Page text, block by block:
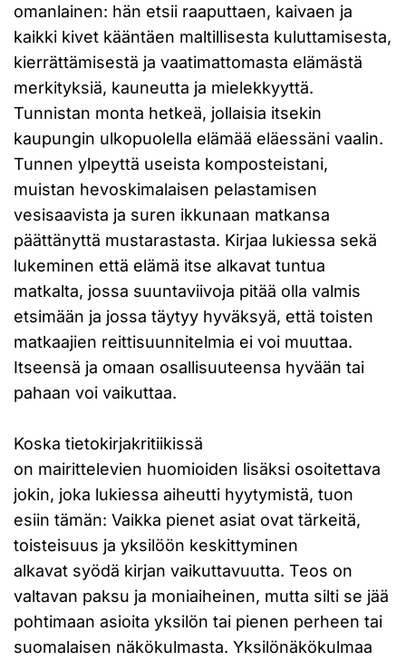
omanlainen: hän etsii raaputtaen, kaivaen ja
kaikki kivet kääntäen maltillisesta kuluttamisesta,
kierrättämisestä ja vaatimattomasta elämästä
merkityksiä, kauneutta ja mielekkyyttä.
Tunnistan monta hetkeä, jollaisia itsekin
kaupungin ulkopuolella elämää eläessäni vaalin.
Tunnen ylpeyttä useista komposteistani,
muistan hevoskimalaisen pelastamisen
vesisaavista ja suren ikkunaan matkansa
päättänyttä mustarastasta. Kirjaa lukiessa sekä
lukeminen että elämä itse alkavat tuntua
matkalta, jossa suuntaviivoja pitää olla valmis
etsimään ja jossa täytyy hyväksyä, että toisten
matkaajien reittisuunnitelmia ei voi muuttaa.
Itseensä ja omaan osallisuuteensa hyvään tai
pahaan voi vaikuttaa.
Koska tietokirjakritiikissä
on mairittelevien huomioiden lisäksi osoitettava
jokin, joka lukiessa aiheutti hyytymistä, tuon
esiin tämän: Vaikka pienet asiat ovat tärkeitä,
toisteisuus ja yksilöön keskittyminen
alkavat syödä kirjan vaikuttavuutta. Teos on
valtavan paksu ja moniaiheinen, mutta silti se jää
pohtimaan asioita yksilön tai pienen perheen tai
suomalaisen näkökulmasta. Yksilönäkökulmaa